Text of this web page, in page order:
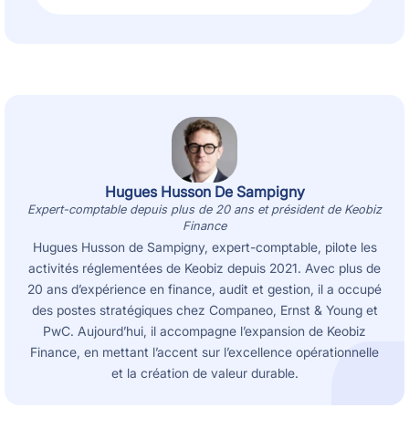
Hugues Husson De Sampigny
Expert-comptable depuis plus de 20 ans et président de Keobiz
Finance
Hugues Husson de Sampigny, expert-comptable, pilote les
activités réglementées de Keobiz depuis 2021. Avec plus de
20 ans d’expérience en finance, audit et gestion, il a occupé
des postes stratégiques chez Companeo, Ernst & Young et
PwC. Aujourd’hui, il accompagne l’expansion de Keobiz
Finance, en mettant l’accent sur l’excellence opérationnelle
et la création de valeur durable.